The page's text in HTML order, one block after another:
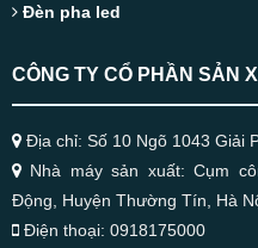
Đèn pha led
CÔNG TY CỔ PHẦN SẢN
Địa chỉ: Số 10 Ngõ 1043 Giải
Nhà máy sản xuất: Cụm
Động, Huyện Thường Tín, Hà
Điện thoại: 0918175000